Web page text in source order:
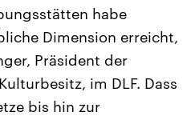
aus
USA
Aktuelle Beiträge,
Hintergründe
Wirtschaftlich und
gehören die Vereinigten
den mächtigsten Ländern
mit großem Einfluss auf
habe
Dimension erreicht,
Präsident der
im DLF. Dass
bis hin zur